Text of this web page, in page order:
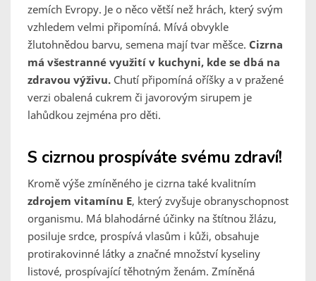
zemích Evropy. Je o něco větší než hrách, který svým
vzhledem velmi připomíná. Mívá obvykle
žlutohnědou barvu, semena mají tvar měšce. Cizrna
má všestranné využití v kuchyni, kde se dbá na
zdravou výživu. Chutí připomíná oříšky a v pražené
verzi obalená cukrem či javorovým sirupem je
lahůdkou zejména pro děti.
S cizrnou prospíváte svému zdraví!
Kromě výše zmíněného je cizrna také kvalitním
zdrojem vitamínu E, který zvyšuje obranyschopnost
organismu. Má blahodárné účinky na štítnou žlázu,
posiluje srdce, prospívá vlasům i kůži, obsahuje
protirakovinné látky a značné množství kyseliny
listové, prospívající těhotným ženám. Zmíněná